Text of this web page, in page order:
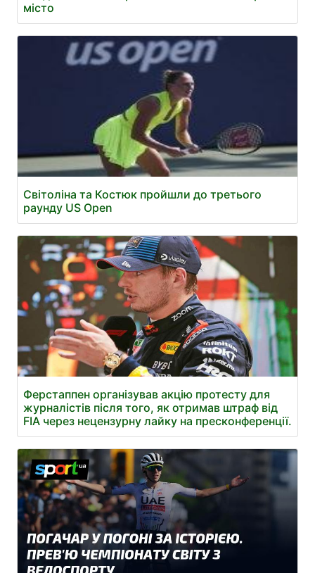
місто
Світоліна та Костюк пройшли до третього
раунду US Open
Ферстаппен організував акцію протесту для
журналістів після того, як отримав штраф від
FIA через нецензурну лайку на пресконференції.